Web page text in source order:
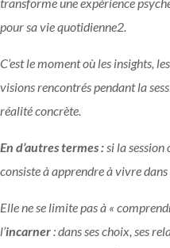
transforme une expérience
pour sa vie quotidienne2.
C’est le moment où les insights,
visions rencontrés pendant la
réalité concrète.
En d’autres termes :si la session
consiste à apprendre à vivre dans
Elle ne se limite pas à «
l’incarner: dans ses choix, ses